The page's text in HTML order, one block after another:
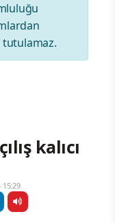
kalıcı
15:29